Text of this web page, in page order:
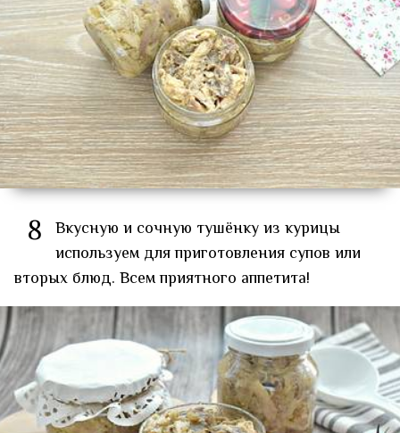
8 Вкусную и сочную тушёнку из курицы
используем для приготовления супов или
вторых блюд. Всем приятного аппетита!